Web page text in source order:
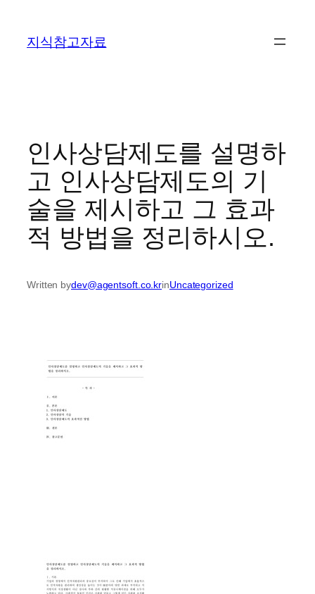
지식참고자료
인사상담제도를 설명하
고 인사상담제도의 기
술을 제시하고 그 효과
적 방법을 정리하시오.
Written bydev@agentsoft.co.krinUncategorized